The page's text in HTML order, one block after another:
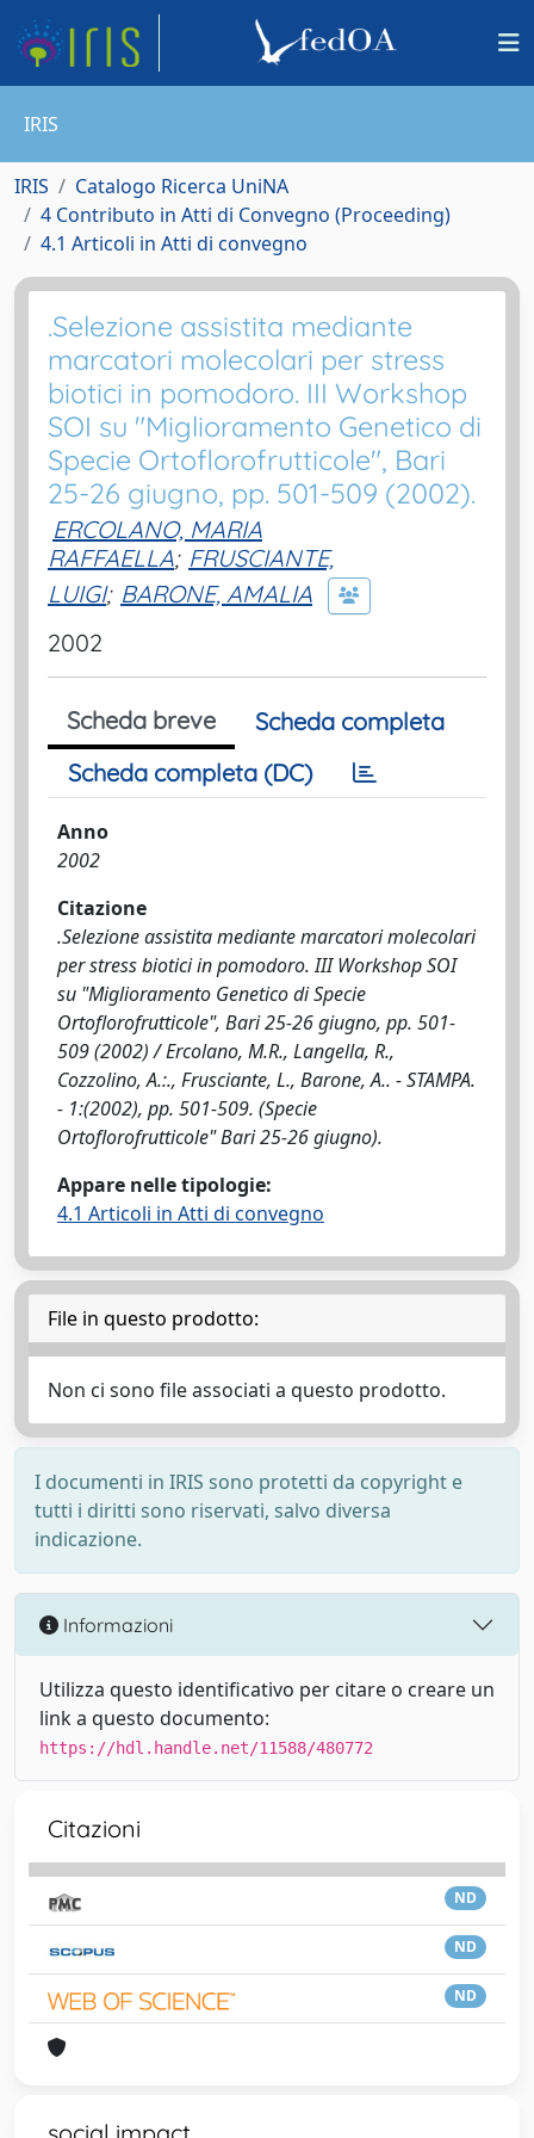
IRIS
IRIS
Catalogo Ricerca UniNA
4 Contributo in Atti di Convegno (Proceeding)
4.1 Articoli in Atti di convegno
.Selezione assistita mediante
marcatori molecolari per stress
biotici in pomodoro. III Workshop
SOI su "Miglioramento Genetico di
Specie Ortoflorofrutticole", Bari
25-26 giugno, pp. 501-509 (2002).
ERCOLANO, MARIA
RAFFAELLA; FRUSCIANTE,
LUIGI; BARONE, AMALIA
2002
Scheda breve
Scheda completa
Scheda completa (DC)
Anno
2002
Citazione
.Selezione assistita mediante marcatori molecolari
per stress biotici in pomodoro. III Workshop SOI
su "Miglioramento Genetico di Specie
Ortoflorofrutticole", Bari 25-26 giugno, pp. 501-
509 (2002) / Ercolano, M.R., Langella, R.,
Cozzolino, A.:., Frusciante, L., Barone, A.. - STAMPA.
- 1:(2002), pp. 501-509. (Specie
Ortoflorofrutticole" Bari 25-26 giugno).
Appare nelle tipologie:
4.1 Articoli in Atti di convegno
File in questo prodotto:
Non ci sono file associati a questo prodotto.
I documenti in IRIS sono protetti da copyright e
tutti i diritti sono riservati, salvo diversa
indicazione.
Informazioni
Utilizza questo identificativo per citare o creare un
link a questo documento:
https://hdl.handle.net/11588/480772
Citazioni
ND
ND
ND